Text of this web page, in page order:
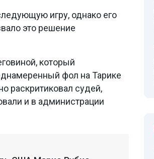
игру, однако его
это решение
который
фол на Тарике
раскритиковал судей,
и в администрации